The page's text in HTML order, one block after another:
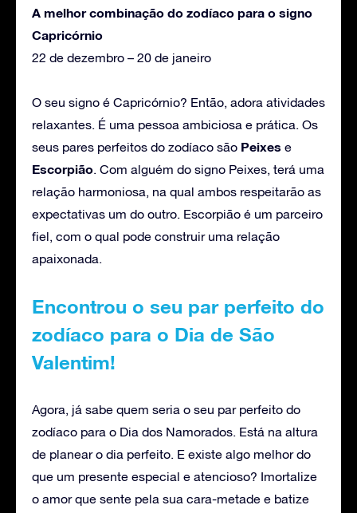
A melhor combinação do zodíaco para o signo
Capricórnio
22 de dezembro – 20 de janeiro
O seu signo é Capricórnio? Então, adora atividades
relaxantes. É uma pessoa ambiciosa e prática. Os
seus pares perfeitos do zodíaco são Peixes e
Escorpião. Com alguém do signo Peixes, terá uma
relação harmoniosa, na qual ambos respeitarão as
expectativas um do outro. Escorpião é um parceiro
fiel, com o qual pode construir uma relação
apaixonada.
Encontrou o seu par perfeito do
zodíaco para o Dia de São
Valentim!
Agora, já sabe quem seria o seu par perfeito do
zodíaco para o Dia dos Namorados. Está na altura
de planear o dia perfeito. E existe algo melhor do
que um presente especial e atencioso? Imortalize
o amor que sente pela sua cara-metade e batize